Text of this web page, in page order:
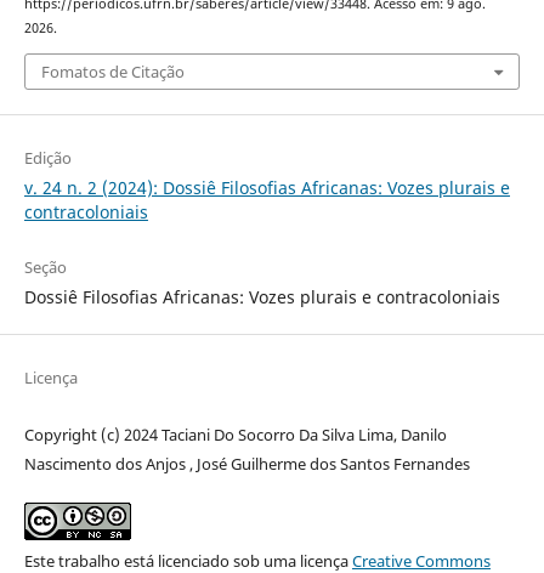
https://periodicos.ufrn.br/saberes/article/view/33448. Acesso em: 9 ago.
2026.
Fomatos de Citação
Edição
v. 24 n. 2 (2024): Dossiê Filosofias Africanas: Vozes plurais e
contracoloniais
Seção
Dossiê Filosofias Africanas: Vozes plurais e contracoloniais
Licença
Copyright (c) 2024 Taciani Do Socorro Da Silva Lima, Danilo
Nascimento dos Anjos , José Guilherme dos Santos Fernandes
Este trabalho está licenciado sob uma licençaCreative Commons